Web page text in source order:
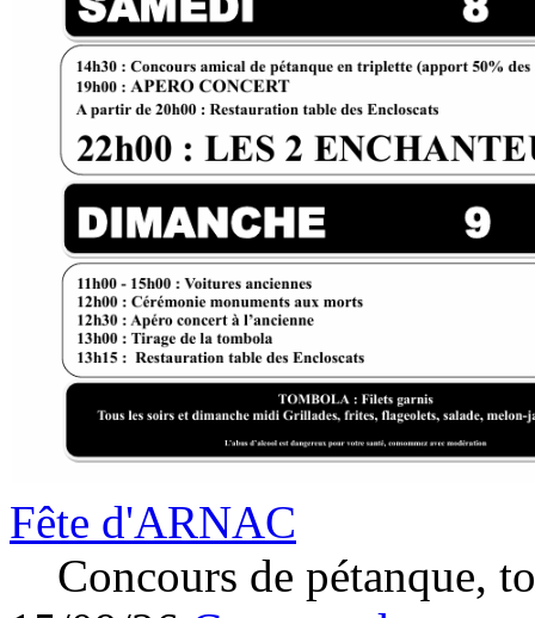
Fête d'ARNAC
Concours de pétanque,